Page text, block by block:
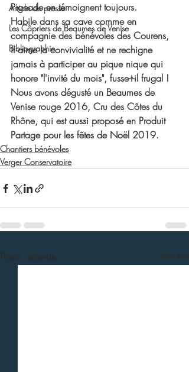
Article de presse
Les Câpriers de Beaumes de Venise
Bibliographie
Pigeade en témoignent toujours.
Habile dans sa cave comme en
compagnie des bénévoles des Courens,
il aime la convivialité et ne rechigne
jamais à participer au pique nique qui
honore "l'invité du mois", fusse-t-il frugal !
Nous avons dégusté un Beaumes de
Venise rouge 2016, Cru des Côtes du
Rhône, qui est aussi proposé en Produit
Partage pour les fêtes de Noël 2019.
Chantiers bénévoles
Verger Conservatoire
Posts récents Voir tout